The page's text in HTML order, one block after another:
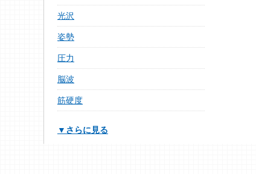
光沢
姿勢
圧力
脳波
筋硬度
▼さらに見る